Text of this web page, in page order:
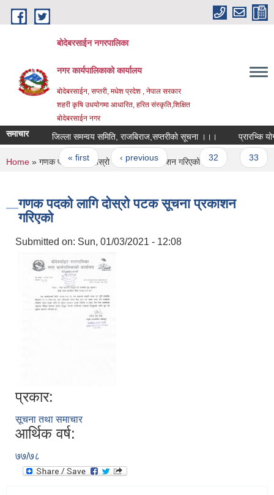
Skip to main content
बोदेबरसाईन नगरपालिका
नगर कार्यपालिकाको कार्यालय
बोदेबरसाईन, सप्तरी, मधेश प्रदेश , नेपाल सरकार
शहरी कृषि उधयोगमा आधारित, हरित संस्कृति,शिक्षित
बोदेबरसाईन नगर
समाचार जिल्ला समन्वय समिति, राजबिराज,सप्तरीको सूचना ।।। प्रारभ्कि
Pages
« first ‹ previous … 32
You are here
Home » गणक पदको लागि दोस्रो पटक सूचना प्रकाशन गरिएको
गणक पदको लागि दोस्रो पटक सूचना प्रकाशन
गरिएको
Submitted on: Sun, 01/03/2021 - 12:08
प्रकार:
सूचना तथा समाचार
आर्थिक वर्ष:
७७/७८